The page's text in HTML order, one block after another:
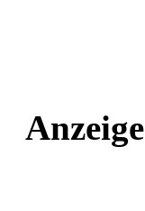
Anzeige